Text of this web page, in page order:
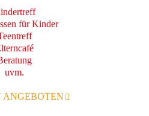
für Kinder
uvm.
ANGEBOTEN